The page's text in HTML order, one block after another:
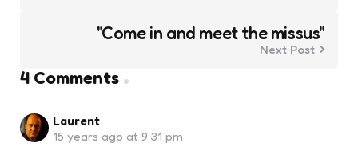
"Come in and meet the missus"
Next Post
4 Comments
Laurent
15 years ago at 9:31 pm